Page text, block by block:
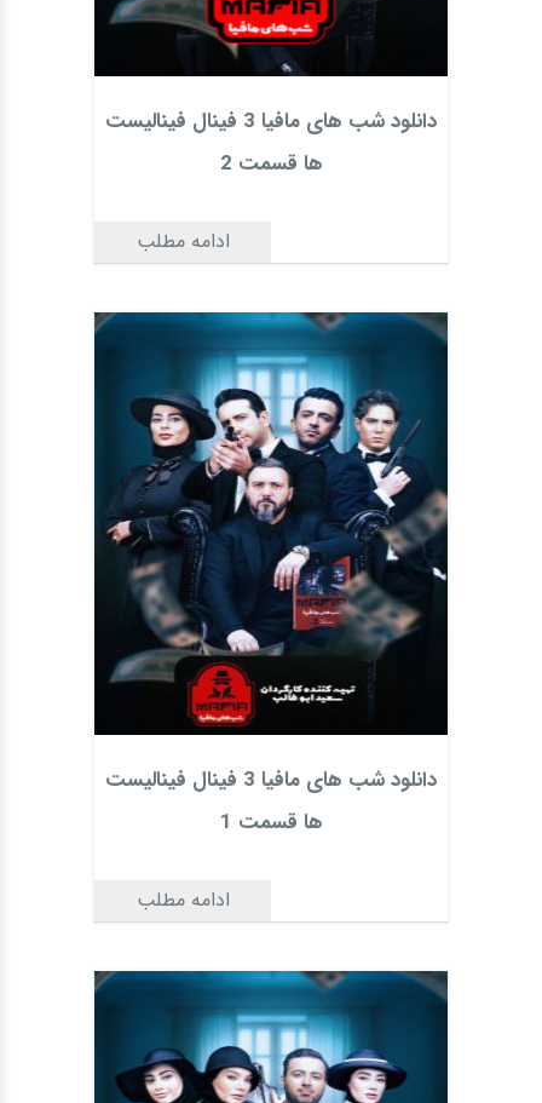
دانلود شب های مافیا 3 فینال فینالیست
ها قسمت 2
ادامه مطلب
دانلود شب های مافیا 3 فینال فینالیست
ها قسمت 1
ادامه مطلب